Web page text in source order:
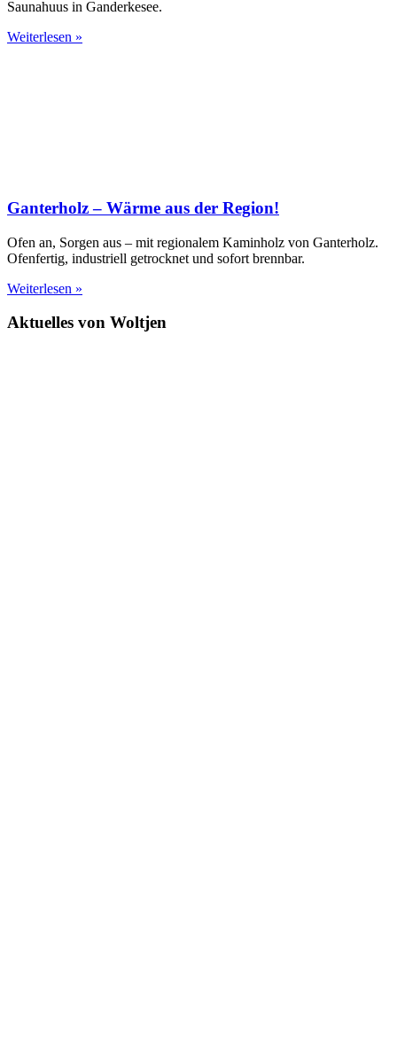
Saunahuus in Ganderkesee.
Weiterlesen »
Ganterholz – Wärme aus der Region!
Ofen an, Sorgen aus – mit regionalem Kaminholz von Ganterholz.
Ofenfertig, industriell getrocknet und sofort brennbar.
Weiterlesen »
Aktuelles von Woltjen